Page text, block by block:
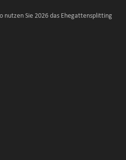
nutzen Sie 2026 das Ehegattensplitting